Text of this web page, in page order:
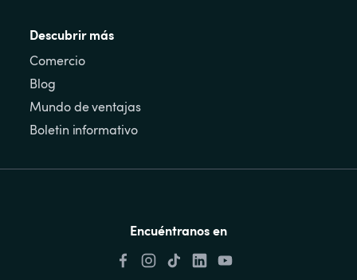
Descubrir más
Comercio
Blog
Mundo de ventajas
Boletin informativo
Encuéntranos en